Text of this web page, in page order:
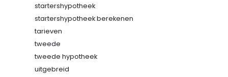
startershypotheek
startershypotheek berekenen
tarieven
tweede
tweede hypotheek
uitgebreid